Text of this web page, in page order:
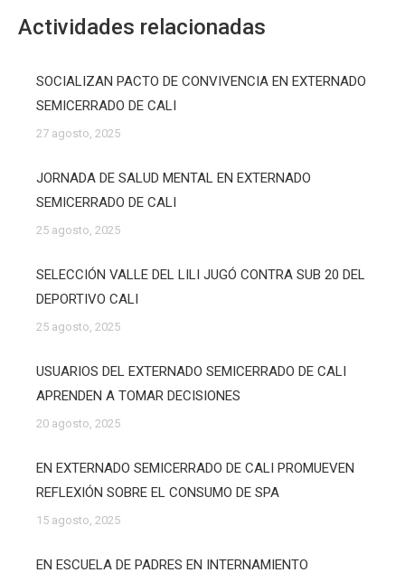
Actividades relacionadas
SOCIALIZAN PACTO DE CONVIVENCIA EN EXTERNADO
SEMICERRADO DE CALI
27 agosto, 2025
JORNADA DE SALUD MENTAL EN EXTERNADO
SEMICERRADO DE CALI
25 agosto, 2025
SELECCIÓN VALLE DEL LILI JUGÓ CONTRA SUB 20 DEL
DEPORTIVO CALI
25 agosto, 2025
USUARIOS DEL EXTERNADO SEMICERRADO DE CALI
APRENDEN A TOMAR DECISIONES
20 agosto, 2025
EN EXTERNADO SEMICERRADO DE CALI PROMUEVEN
REFLEXIÓN SOBRE EL CONSUMO DE SPA
15 agosto, 2025
EN ESCUELA DE PADRES EN INTERNAMIENTO